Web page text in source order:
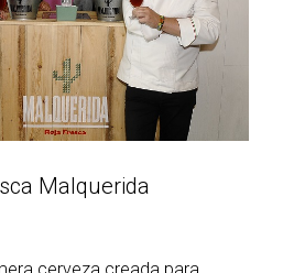
Malquerida